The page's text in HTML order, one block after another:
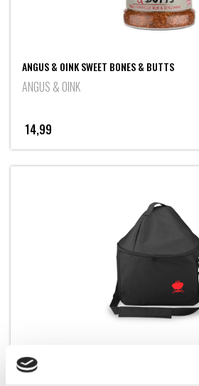
ANGUS & OINK SWEET BONES & BUTTS
ANGUS & OINK
14,99
PREMIUM DRAAGTAS VOOR SMOKEY JOE